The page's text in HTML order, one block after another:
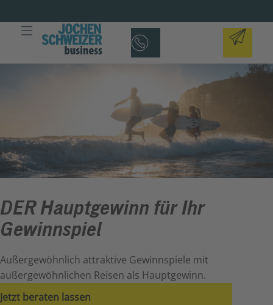
DER Hauptgewinn für Ihr
Gewinnspiel
Außergewöhnlich attraktive Gewinnspiele mit
außergewöhnlichen Reisen als Hauptgewinn.
Jetzt beraten lassen